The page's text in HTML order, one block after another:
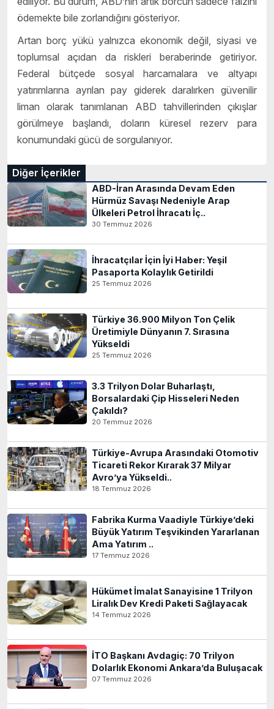
ödemekte bile zorlandığını gösteriyor.
Artan borç yükü yalnızca ekonomik değil, siyasi ve
toplumsal açıdan da riskleri beraberinde getiriyor.
Federal bütçede sosyal harcamalara ve altyapı
yatırımlarına ayrılan pay giderek daralırken güvenilir
liman olarak tanımlanan ABD tahvillerinden çıkışlar
görülmeye başlandı, doların küresel rezerv para
konumundaki gücü de sorgulanıyor.
Diğer İçerikler
ABD-İran Arasında Devam Eden
Hürmüz Savaşı Nedeniyle Arap
Ülkeleri Petrol İhracatı İç..
30 Temmuz 2026
İhracatçılar İçin İyi Haber: Yeşil
Pasaporta Kolaylık Getirildi
25 Temmuz 2026
Türkiye 36.900 Milyon Ton Çelik
Üretimiyle Dünyanın 7. Sırasına
Yükseldi
25 Temmuz 2026
3.3 Trilyon Dolar Buharlaştı,
Borsalardaki Çip Hisseleri Neden
Çakıldı?
20 Temmuz 2026
Türkiye-Avrupa Arasındaki Otomotiv
Ticareti Rekor Kırarak 37 Milyar
Avro’ya Yükseldi..
18 Temmuz 2026
Fabrika Kurma Vaadiyle Türkiye’deki
Büyük Yatırım Teşvikinden Yararlanan
Ama Yatırım ..
17 Temmuz 2026
Hükümet İmalat Sanayisine 1 Trilyon
Liralık Dev Kredi Paketi Sağlayacak
14 Temmuz 2026
İTO Başkanı Avdagiç: 70 Trilyon
Dolarlık Ekonomi Ankara’da Buluşacak
07 Temmuz 2026